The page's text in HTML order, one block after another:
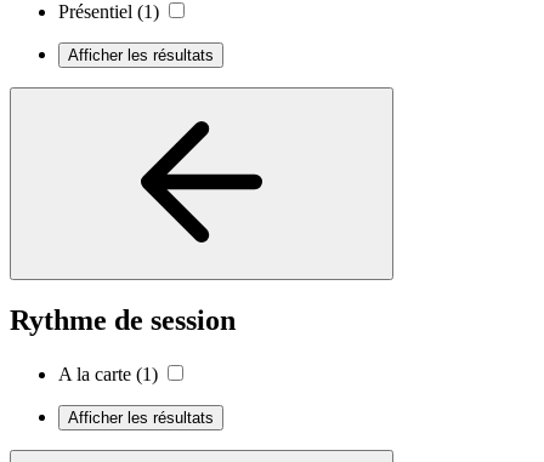
Présentiel (1)
Afficher les résultats
Rythme de session
A la carte (1)
Afficher les résultats